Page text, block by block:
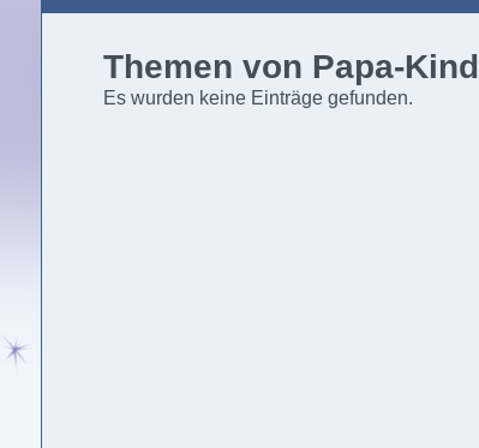
Themen von Papa-Kind
Es wurden keine Einträge gefunden.